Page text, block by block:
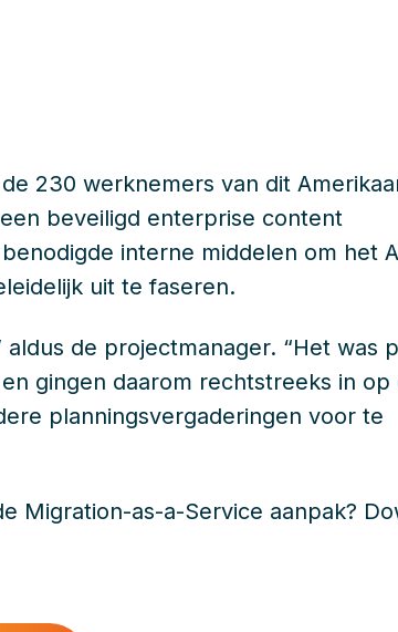
230 werknemers van dit
beveiligd enterprise content
interne middelen om het
uit te faseren.
de projectmanager. “Het was
gingen daarom rechtstreeks in op
planningsvergaderingen voor te
Migration-as-a-Service aanpak?